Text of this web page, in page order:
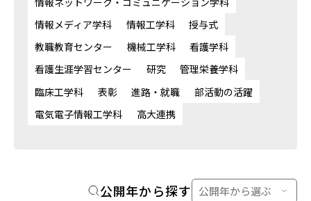
情報メディア学科
情報工学科
授与式
教職教育センター
機械工学科
看護学科
看護生涯学習センター
研究
管理栄養学科
臨床工学科
表彰 進路・就職
部活動の活躍
電気電子情報工学科
高大連携
公開年から探す